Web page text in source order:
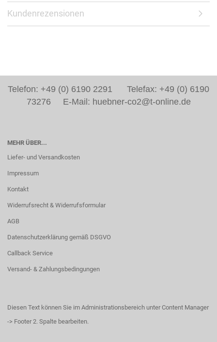
Kundenrezensionen
Telefon: +49 (0) 6190 2291 Telefax: +49 (0) 6190
73276 E-Mail: huebner-co2@t-online.de
MEHR ÜBER...
Liefer- und Versandkosten
Impressum
Kontakt
Widerrufsrecht & Widerrufsformular
AGB
Datenschutzerklärung gemäß DSGVO
Callback Service
Versand- & Zahlungsbedingungen
Diesen Text können Sie im Administrationsbereich unter Content Manager
-> Footer 2. Spalte bearbeiten.